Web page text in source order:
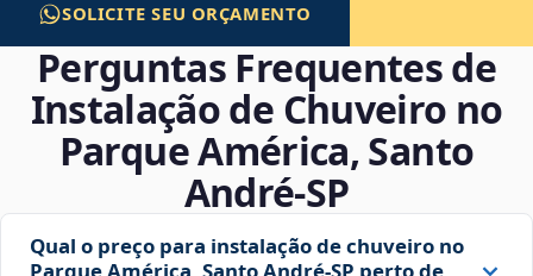
SOLICITE SEU ORÇAMENTO
Perguntas Frequentes de
Instalação de Chuveiro no
Parque América, Santo
André‑SP
Qual o preço para instalação de chuveiro no